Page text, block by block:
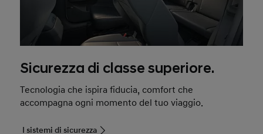
Sicurezza di classe superiore.
Tecnologia che ispira fiducia, comfort che
accompagna ogni momento del tuo viaggio.
I sistemi di sicurezza